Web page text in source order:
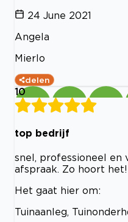
24 June 2021
Angela
Mierlo
delen
10
top bedrijf
snel, professioneel en
afspraak. Zo hoort het!
Het gaat hier om:
Tuinaanleg,